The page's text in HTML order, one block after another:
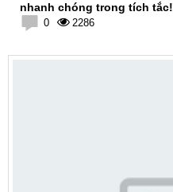
nhanh chóng trong tích tắc!
0 2286